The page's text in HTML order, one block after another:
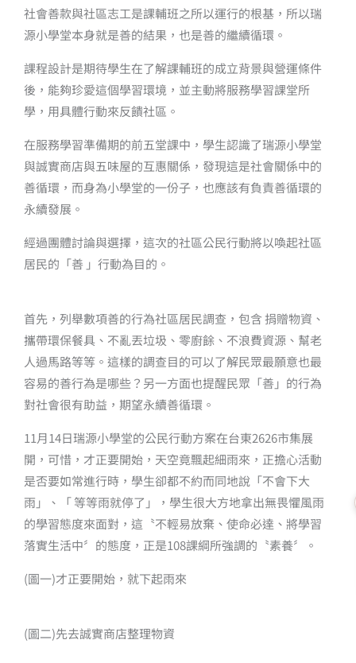
社會善款與社區志工是課輔班之所以運行的根基，所以瑞
源小學堂本身就是善的結果，也是善的繼續循環。
課程設計是期待學生在了解課輔班的成立背景與營運條件
後，能夠珍愛這個學習環境，並主動將服務學習課堂所
學，用具體行動來反饋社區。
在服務學習準備期的前五堂課中，學生認識了瑞源小學堂
與誠實商店與五味屋的互惠關係，發現這是社會關係中的
善循環，而身為小學堂的一份子，也應該有負責善循環的
永續發展。
經過團體討論與選擇，這次的社區公民行動將以喚起社區
居民的「善 」行動為目的。
首先，列舉數項善的行為社區居民調查，包含 捐贈物資、
攜帶環保餐具、不亂丟垃圾、零廚餘、不浪費資源、幫老
人過馬路等等。這樣的調查目的可以了解民眾最願意也最
容易的善行為是哪些？另一方面也提醒民眾「善」的行為
對社會很有助益，期望永續善循環。
11月14日瑞源小學堂的公民行動方案在台東2626市集展
開，可惜，才正要開始，天空竟飄起細雨來，正擔心活動
是否要如常進行時，學生卻都不約而同地說「不會下大
雨」、「 等等雨就停了」，學生很大方地拿出無畏懼風雨
的學習態度來面對，這〝不輕易放棄、使命必達、將學習
落實生活中〞的態度，正是108課綱所強調的〝素養〞。
(圖一)才正要開始，就下起雨來
(圖二)先去誠實商店整理物資